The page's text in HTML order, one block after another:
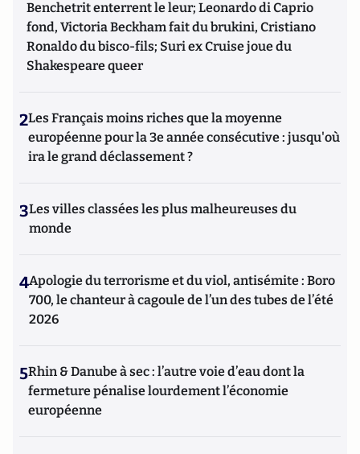
Benchetrit enterrent le leur; Leonardo di Caprio
fond, Victoria Beckham fait du brukini, Cristiano
Ronaldo du bisco-fils; Suri ex Cruise joue du
Shakespeare queer
2Les Français moins riches que la moyenne
européenne pour la 3e année consécutive : jusqu'où
ira le grand déclassement ?
3Les villes classées les plus malheureuses du
monde
4Apologie du terrorisme et du viol, antisémite : Boro
700, le chanteur à cagoule de l’un des tubes de l’été
2026
5Rhin & Danube à sec : l’autre voie d’eau dont la
fermeture pénalise lourdement l’économie
européenne